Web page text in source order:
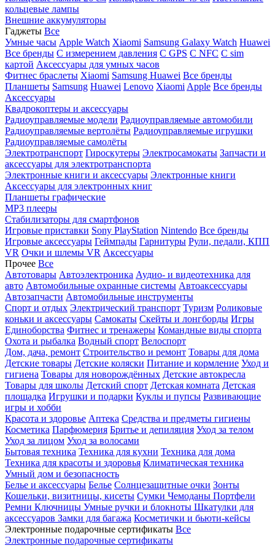
кольцевые лампы
Внешние аккумуляторы
Гаджеты Все
Умные часы Apple Watch Xiaomi Samsung Galaxy Watch Huawei
Все бренды C измерением давления C GPS C NFC C sim
картой Аксессуары для умных часов
Фитнес браслеты Xiaomi Samsung Huawei Все бренды
Планшеты Samsung Huawei Lenovo Xiaomi Apple Все бренды
Аксессуары
Квадрокоптеры и аксессуары
Радиоуправляемые модели Радиоуправляемые автомобили
Радиоуправляемые вертолёты Радиоуправляемые игрушки
Радиоуправляемые самолёты
Электротранспорт Гироскутеры Электросамокаты Запчасти и
аксессуары для электротранспорта
Электронные книги и аксессуары Электронные книги
Аксессуары для электронных книг
Планшеты графические
MP3 плееры
Стабилизаторы для смартфонов
Игровые приставки Sony PlayStation Nintendo Все бренды
Игровые аксессуары Геймпады Гарнитуры Рули, педали, КПП
VR Очки и шлемы VR Аксессуары
Прочее Все
Автотовары Автоэлектроника Аудио- и видеотехника для
авто Автомобильные охранные системы Автоаксессуары
Автозапчасти Автомобильные инструменты
Спорт и отдых Электрический транспорт Туризм Роликовые
коньки и аксессуары Самокаты Скейты и лонгборды Игры
Единоборства Фитнес и тренажеры Командные виды спорта
Охота и рыбалка Водный спорт Велоспорт
Дом, дача, ремонт Строительство и ремонт Товары для дома
Детские товары Детские коляски Питание и кормление Уход и
гигиена Товары для новорождённых Детские автокресла
Товары для школы Детский спорт Детская комната Детская
площадка Игрушки и подарки Куклы и пупсы Развивающие
игры и хобби
Красота и здоровье Аптека Средства и предметы гигиены
Косметика Парфюмерия Бритье и депиляция Уход за телом
Уход за лицом Уход за волосами
Бытовая техника Техника для кухни Техника для дома
Техника для красоты и здоровья Климатическая техника
Умный дом и безопасность
Белье и аксессуары Белье Солнцезащитные очки Зонты
Кошельки, визитницы, кисеты Сумки Чемоданы Портфели
Ремни Ключницы Умные ручки и блокноты Шкатулки для
аксессуаров Замки для багажа Косметички и бьюти-кейсы
Электронные подарочные сертификаты Все
Электронные подарочные сертификаты